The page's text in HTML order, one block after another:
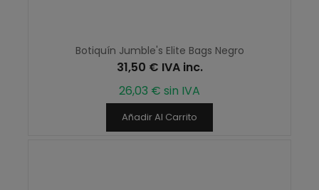
Botiquín Jumble's Elite Bags Negro
31,50 € IVA inc.
26,03 € sin IVA
Añadir Al Carrito